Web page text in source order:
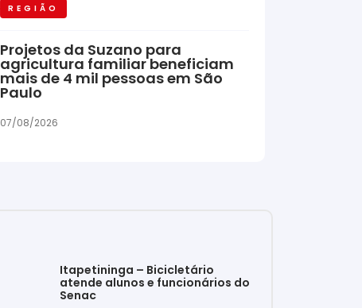
REGIÃO
Projetos da Suzano para
agricultura familiar beneficiam
mais de 4 mil pessoas em São
Paulo
07/08/2026
Itapetininga – Bicicletário
atende alunos e funcionários do
Senac